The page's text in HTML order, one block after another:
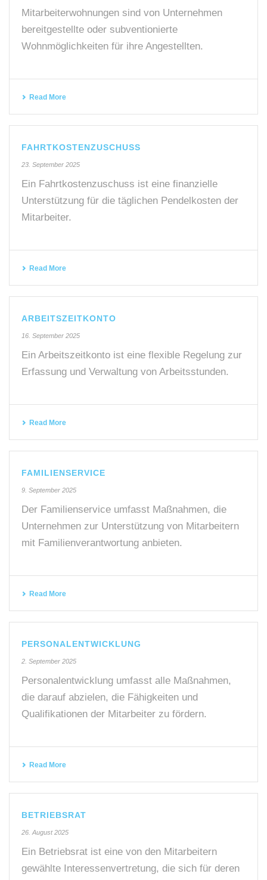
Mitarbeiterwohnungen sind von Unternehmen
bereitgestellte oder subventionierte
Wohnmöglichkeiten für ihre Angestellten.
Read More
FAHRTKOSTENZUSCHUSS
23. September 2025
Ein Fahrtkostenzuschuss ist eine finanzielle
Unterstützung für die täglichen Pendelkosten der
Mitarbeiter.
Read More
ARBEITSZEITKONTO
16. September 2025
Ein Arbeitszeitkonto ist eine flexible Regelung zur
Erfassung und Verwaltung von Arbeitsstunden.
Read More
FAMILIENSERVICE
9. September 2025
Der Familienservice umfasst Maßnahmen, die
Unternehmen zur Unterstützung von Mitarbeitern
mit Familienverantwortung anbieten.
Read More
PERSONALENTWICKLUNG
2. September 2025
Personalentwicklung umfasst alle Maßnahmen,
die darauf abzielen, die Fähigkeiten und
Qualifikationen der Mitarbeiter zu fördern.
Read More
BETRIEBSRAT
26. August 2025
Ein Betriebsrat ist eine von den Mitarbeitern
gewählte Interessenvertretung, die sich für deren